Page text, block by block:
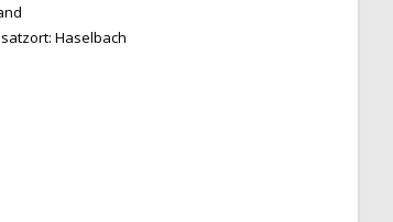
Haselbach